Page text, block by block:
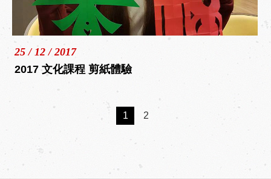
25 / 12 / 2017
2017 文化課程 剪紙體驗
1 2